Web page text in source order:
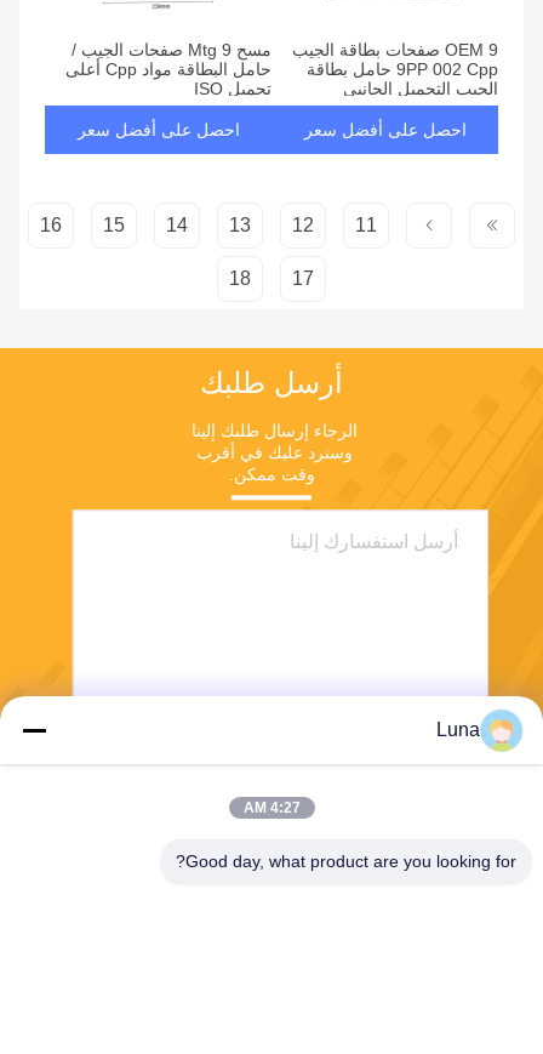
OEM 9 صفحات بطاقة الجيب
9PP 002 Cpp حامل بطاقة
الجيب التحميل الجانبي
احصل على أفضل سعر
مسح Mtg 9 صفحات الجيب /
حامل البطاقة مواد Cpp أعلى
تحميل ISO
احصل على أفضل سعر
11
12
13
14
15
16
17
18
أرسل طلبك
وقت ممكن.
Luna
4:27 AM
Good day, what product are you looking for?